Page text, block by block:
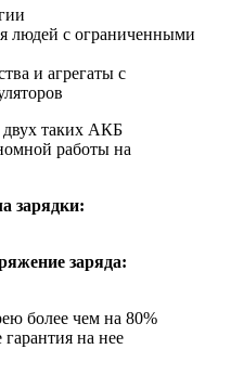
людей с ограниченными
и агрегаты с
двух таких АКБ
работы на
зарядки:
заряда:
более чем на 80%
на нее